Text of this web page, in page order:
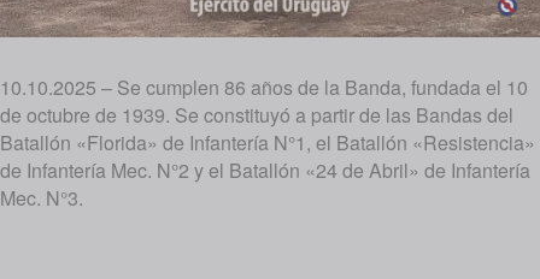
10.10.2025 – Se cumplen 86 años de la Banda, fundada el 10
de octubre de 1939. Se constituyó a partir de las Bandas del
Batallón «Florida» de Infantería N°1, el Batallón «Resistencia»
de Infantería Mec. N°2 y el Batallón «24 de Abril» de Infantería
Mec. N°3.